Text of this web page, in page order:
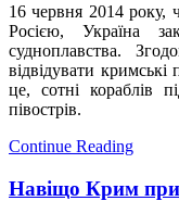
16 червня 2014 року,
Росією, Україна
судноплавства.
відвідувати
це, сотні кораблів
півострів.
Continue Reading
Навіщо Крим